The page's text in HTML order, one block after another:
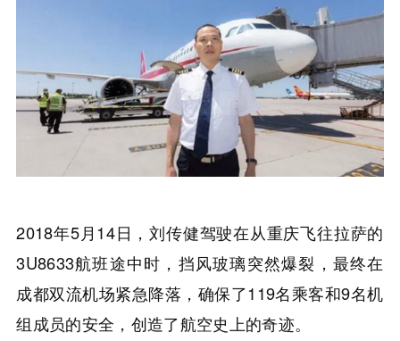
2018年5月14日，刘传健驾驶在从重庆飞往拉萨的
3U8633航班途中时，挡风玻璃突然爆裂，最终在
成都双流机场紧急降落，确保了119名乘客和9名机
组成员的安全，创造了航空史上的奇迹。